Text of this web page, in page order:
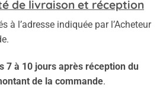
de livraison et réception
à l’adresse indiquée par l’Acheteur
7 à 10 jours après réception du
de la commande.